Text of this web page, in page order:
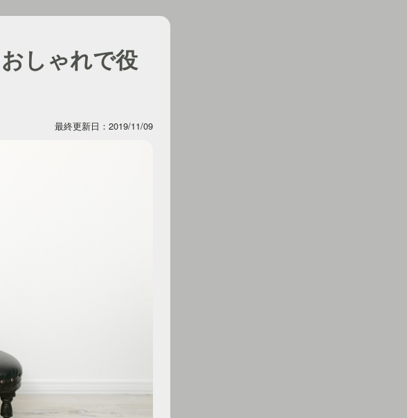
しゃれで役
最終更新日：2019/11/09